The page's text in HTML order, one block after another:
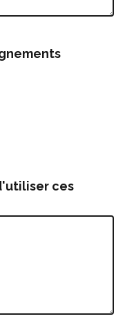
ces